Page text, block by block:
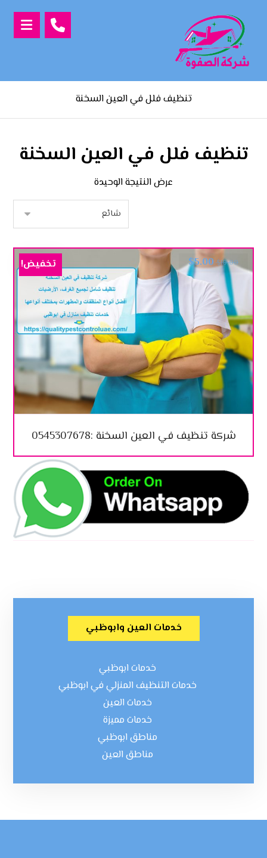
تنظيف فلل في العين السخنة
تنظيف فلل في العين السخنة
عرض النتيجة الوحيدة
شركة تنظيف في العين السخنة :0545307678
$10.00
$5.00 تخفيض!
خدمات العين وابوظبي
خدمات ابوظبي
خدمات التنظيف المنزلي في ابوظبي
خدمات العين
خدمات مميزة
مناطق ابوظبي
مناطق العين